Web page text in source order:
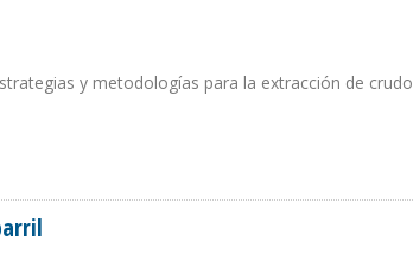
y metodologías para la extracción de crudo